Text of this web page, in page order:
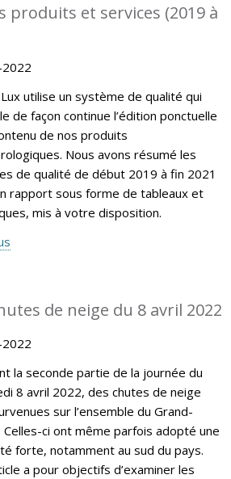
produits et services (2019 à
utilise un système de qualité qui
de façon continue l’édition ponctuelle
de nos produits
Nous avons résumé les
de qualité de début 2019 à fin 2021
rapport sous forme de tableaux et
mis à votre disposition.
de neige du 8 avril 2022
la seconde partie de la journée du
8 avril 2022, des chutes de neige
sur l’ensemble du Grand-
Celles-ci ont même parfois adopté une
forte, notamment au sud du pays.
a pour objectifs d’examiner les